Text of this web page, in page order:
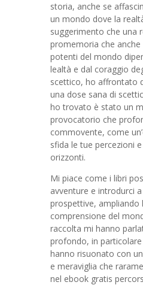
storia, anche se
un mondo dove la
suggerimento che una
promemoria che anche
potenti del mondo
lealtà e dal coraggio
scettico, ho affrontato
una dose sana di
ho trovato è stato un
provocatorio che
commovente, come
sfida le tue percezioni
orizzonti.
Mi piace come i libri
avventure e introdurci
prospettive, ampliando
comprensione del
raccolta mi hanno
profondo, in
hanno risuonato con
e meraviglia che
nel ebook gratis